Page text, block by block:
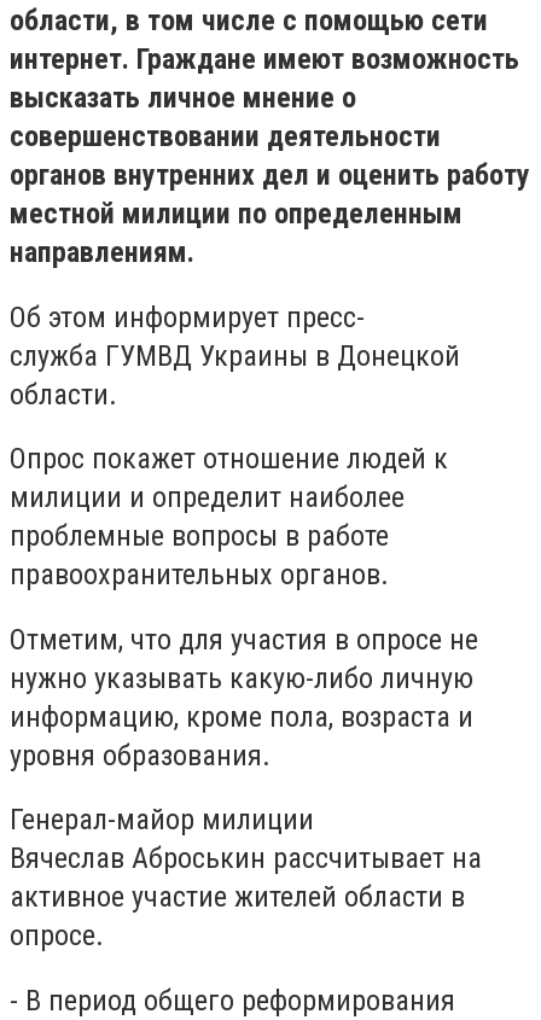
области, в том числе с помощью сети
интернет. Граждане имеют возможность
высказать личное мнение о
совершенствовании деятельности
органов внутренних дел и оценить работу
местной милиции по определенным
направлениям.
Об этом информирует пресс-
служба ГУМВД Украины в Донецкой
области.
Опрос покажет отношение людей к
милиции и определит наиболее
проблемные вопросы в работе
правоохранительных органов.
Отметим, что для участия в опросе не
нужно указывать какую-либо личную
информацию, кроме пола, возраста и
уровня образования.
Генерал-майор милиции
Вячеслав Аброськин рассчитывает на
активное участие жителей области в
опросе.
- В период общего реформирования